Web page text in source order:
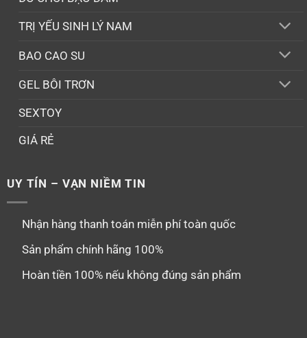
TRỊ YẾU SINH LÝ NAM
BAO CAO SU
GEL BÔI TRƠN
SEXTOY
GIÁ RẺ
UY TÍN – VẠN NIỀM TIN
Nhận hàng thanh toán miễn phí toàn quốc
Sản phẩm chính hãng 100%
Hoàn tiền 100% nếu không đúng sản phẩm